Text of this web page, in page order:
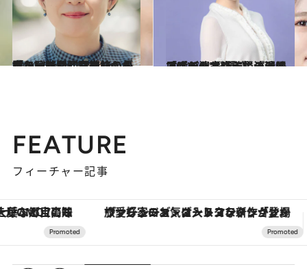
2024.7.14
「かわいいし面白いから楽しい時間」三姉妹の長女を演じた江口のりこが語る、魅力的な家族のエピソード
コミック ＆ エッセイ 2024.7.12
「ホラーとバラエティはすごく似ている」『あのコはだぁれ？』主演渋谷凪咲が清水崇監督の現場で感じた“緊張感”
カルチャー
FEATURE
フィーチャー記事
ヴァシュロン・コンスタンタン「オーヴァーシーズ・オートマティック」。旅愛好家のお気に入りコレクションから、ジェンダーレスな新作が登場